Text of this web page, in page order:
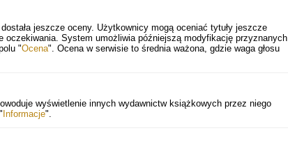
jeszcze oceny. Użytkownicy mogą oceniać tytuły jeszcze
System umożliwia późniejszą modyfikację przyznanych
"Ocena". Ocena w serwisie to średnia ważona, gdzie waga głosu
wyświetlenie innych wydawnictw książkowych przez niego
Informacje".